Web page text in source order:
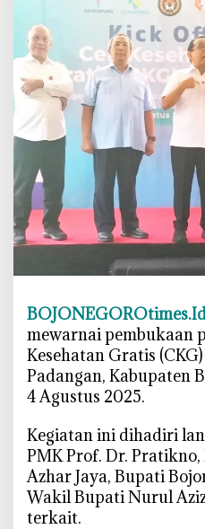
r
i
k
n
o
L
c
r
k
C
K
G
d
o
j
o
n
mewarnai pembukaan
Kesehatan Gratis
Padangan, Kabupaten
4 Agustus 2025.
‎Kegiatan ini dihadiri
PMK Prof. Dr. Pratikno,
Azhar Jaya, Bupati
Wakil Bupati Nurul
terkait.